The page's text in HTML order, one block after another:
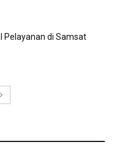
Pelayanan di Samsat